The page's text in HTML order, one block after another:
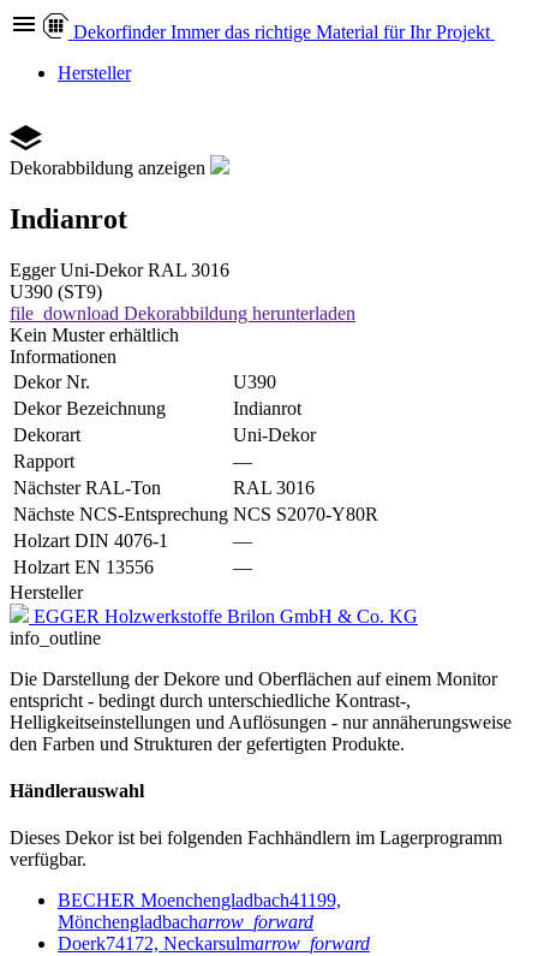
Dekorfinder Immer das richtige Material für Ihr Projekt
Hersteller
Dekorabbildung anzeigen
Indianrot
Egger Uni-Dekor RAL 3016
U390 (ST9)
file_download Dekorabbildung herunterladen
Kein Muster erhältlich
Informationen
Dekor Nr.
U390
Dekor Bezeichnung
Indianrot
Dekorart
Uni-Dekor
Rapport
—
Nächster RAL-Ton
RAL 3016
Nächste NCS-Entsprechung NCS S2070-Y80R
Holzart DIN 4076-1
—
Holzart EN 13556
—
Hersteller
EGGER Holzwerkstoffe Brilon GmbH & Co. KG
info_outline
Die Darstellung der Dekore und Oberflächen auf einem Monitor
entspricht - bedingt durch unterschiedliche Kontrast-,
Helligkeitseinstellungen und Auflösungen - nur annäherungsweise
den Farben und Strukturen der gefertigten Produkte.
Händlerauswahl
Dieses Dekor ist bei folgenden Fachhändlern im Lagerprogramm
verfügbar.
BECHER Moenchengladbach41199,
Mönchengladbacharrow_forward
Doerk74172, Neckarsulmarrow_forward